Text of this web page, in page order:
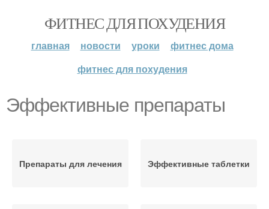
ФИТНЕС ДЛЯ ПОХУДЕНИЯ
главная новости уроки
фитнес дома
фитнес для похудения
Эффективные препараты
Препараты для лечения Эффективные таблетки